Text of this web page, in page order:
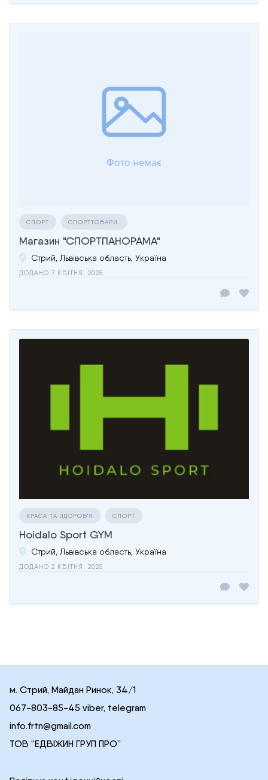
СПОРТ СПОРТТОВАРИ
Магазин "СПОРТПАНОРАМА"
Стрий, Львівська область, Україна
ДОДАНО 7 КВІТНЯ, 2025
КРАСА ТА ЗДОРОВ'Я СПОРТ
Hoidalo Sport GYM
Стрий, Львівська область, Україна
ДОДАНО 2 КВІТНЯ, 2025
м. Стрий, Майдан Ринок, 34/1
067-803-85-45 viber, telegram
info.frtn@gmail.com
ТОВ “ЕДВІЖИН ГРУП ПРО”